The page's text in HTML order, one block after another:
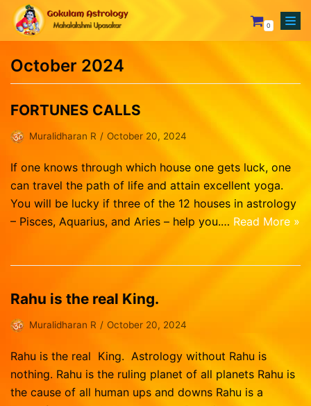
Skip
to
content
0
Your Astrologer
Astrology Services
Why To Choose Us
Our Achievements
Track Records
Creating Horoscope
General Questions
Marriage Compatibility
Career Report
Mesham
Mithunam
Kadagam
Kanni
Magaram
Kumbam
Orders
Lost password
October 2024
FORTUNES CALLS
Muralidharan R October 20, 2024
If one knows through which house one gets luck, one
can travel the path of life and attain excellent yoga.
You will be lucky if three of the 12 houses in astrology
– Pisces, Aquarius, and Aries – help you.… Read More »
Rahu is the real King.
Muralidharan R October 20, 2024
Rahu is the real King. Astrology without Rahu is
nothing. Rahu is the ruling planet of all planets Rahu is
the cause of all human ups and downs Rahu is a